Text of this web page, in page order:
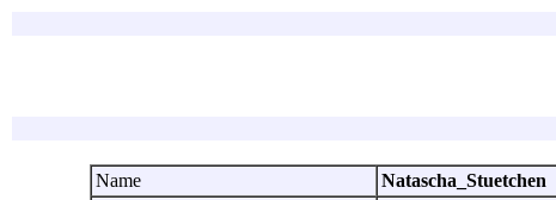
Name
Natascha_Stuetchen